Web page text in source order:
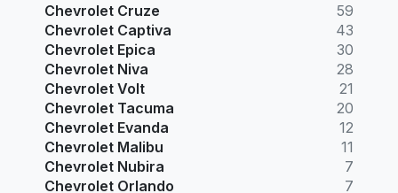
Chevrolet Cruze
59
Chevrolet Captiva
43
Chevrolet Epica
30
Chevrolet Niva
28
Chevrolet Volt
21
Chevrolet Tacuma
20
Chevrolet Evanda
12
Chevrolet Malibu
11
Chevrolet Nubira
7
Chevrolet Orlando
7